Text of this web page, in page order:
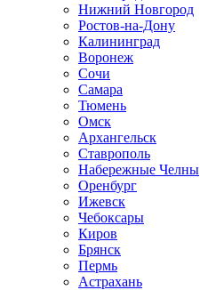
Нижний Новгород
Ростов-на-Дону
Калининград
Воронеж
Сочи
Самара
Тюмень
Омск
Архангельск
Ставрополь
Набережные Челны
Оренбург
Ижевск
Чебоксары
Киров
Брянск
Пермь
Астрахань